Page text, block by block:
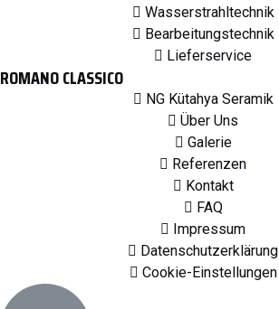
Wasserstrahltechnik
Bearbeitungstechnik
Lieferservice
ROMANO CLASSICO
NG Kütahya Seramik
Über Uns
Galerie
Referenzen
Kontakt
FAQ
Impressum
Datenschutzerklärung
Cookie-Einstellungen